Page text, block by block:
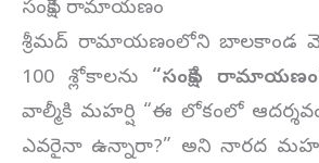
సంక్షేప రామాయణం
శ్రీమద్ రామాయణంలోని బాలకాండ
100 శ్లోకాలను “సంక్షేప
వాల్మీకి మహర్షి “ఈ లోకంలో
ఎవరైనా ఉన్నారా?” అని నారద